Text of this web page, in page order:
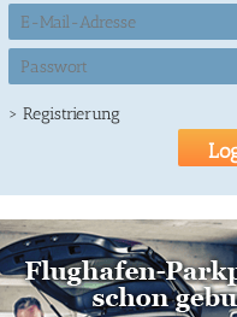
> Registrierung